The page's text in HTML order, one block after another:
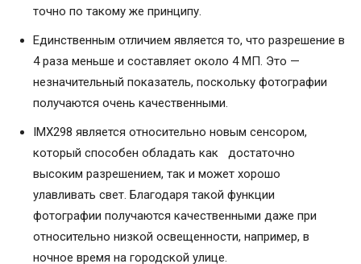
точно по такому же принципу.
Единственным отличием является то, что разрешение в
4 раза меньше и составляет около 4 МП. Это —
незначительный показатель, поскольку фотографии
получаются очень качественными.
IMX298 является относительно новым сенсором,
который способен обладать как достаточно
высоким разрешением, так и может хорошо
улавливать свет. Благодаря такой функции
фотографии получаются качественными даже при
относительно низкой освещенности, например, в
ночное время на городской улице.